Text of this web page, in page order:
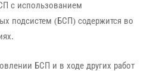
с использованием
подсистем (БСП) содержится во
БСП и в ходе других работ